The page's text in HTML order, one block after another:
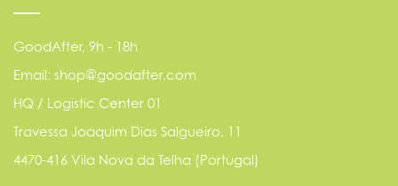
GoodAfter, 9h - 18h
Email: shop@goodafter.com
HQ / Logistic Center 01
Travessa Joaquim Dias Salgueiro, 11
4470-416 Vila Nova da Telha (Portugal)